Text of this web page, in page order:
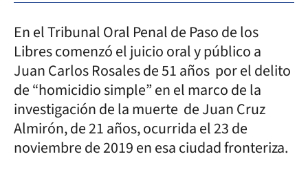
En el Tribunal Oral Penal de Paso de los
Libres comenzó el juicio oral y público a
Juan Carlos Rosales de 51 años por el delito
de “homicidio simple” en el marco de la
investigación de la muerte de Juan Cruz
Almirón, de 21 años, ocurrida el 23 de
noviembre de 2019 en esa ciudad fronteriza.